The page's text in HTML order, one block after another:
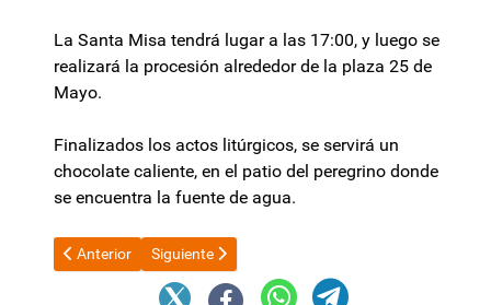
La Santa Misa tendrá lugar a las 17:00, y luego se
realizará la procesión alrededor de la plaza 25 de
Mayo.
Finalizados los actos litúrgicos, se servirá un
chocolate caliente, en el patio del peregrino donde
se encuentra la fuente de agua.
Artículo anterior: Cruce político por agenda legislativa:
Anterior Artículo siguiente: Refuerzan la seguridad en
Siguiente